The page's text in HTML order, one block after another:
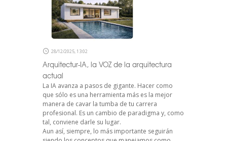
28/12/2025, 13:02
Arquitectur-IA, la VOZ de la arquitectura
actual
La IA avanza a pasos de gigante. Hacer como
que sólo es una herramienta más es la mejor
manera de cavar la tumba de tu carrera
profesional. Es un cambio de paradigma y, como
tal, conviene darle su lugar.
Aun así, siempre, lo más importante seguirán